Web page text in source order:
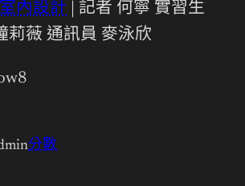
內設計 | 記者 何寧 實習生
莉薇 通訊員 麥泳欣
分數